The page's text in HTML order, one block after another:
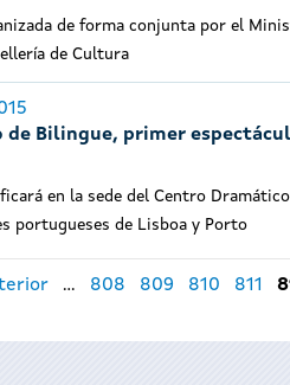
de forma conjunta por el
de Cultura
de Bilingue, primer
en la sede del Centro
portugueses de Lisboa y Porto
… 808 809 810 811